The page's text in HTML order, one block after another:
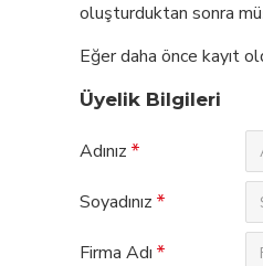
oluşturduktan sonra
Eğer daha önce kayıt
Üyelik Bilgileri
Adınız
Soyadınız
Firma Adı